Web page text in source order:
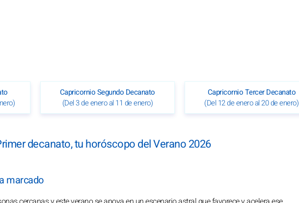
Capricornio Segundo Decanato
(Del 3 de enero al 11 de enero)
Capricornio Tercer Decanato
(Del 12 de enero al 20 de enero)
decanato, tu horóscopo del Verano 2026
marcado